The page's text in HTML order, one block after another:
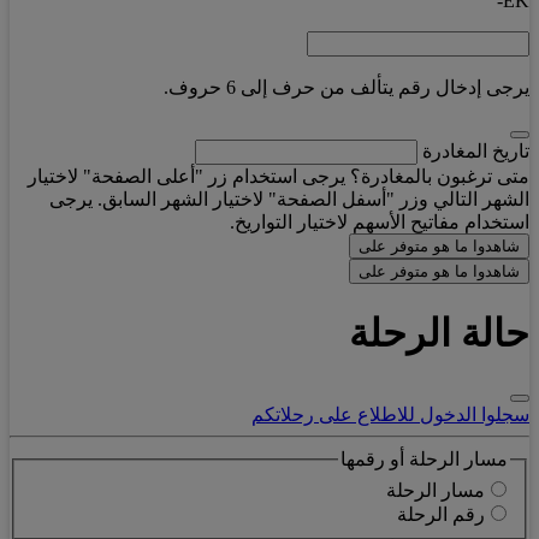
يرجى إدخال رقم يتألف من حرف إلى 6 حروف.
تاريخ المغادرة
متى ترغبون بالمغادرة؟ يرجى استخدام زر "أعلى الصفحة" لاختيار
الشهر التالي وزر "أسفل الصفحة" لاختيار الشهر السابق. يرجى
استخدام مفاتيح الأسهم لاختيار التواريخ.
شاهدوا ما هو متوفر على
شاهدوا ما هو متوفر على
حالة الرحلة
سجلوا الدخول للاطلاع على رحلاتكم
مسار الرحلة أو رقمها
مسار الرحلة
رقم الرحلة